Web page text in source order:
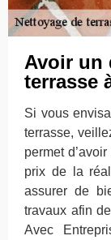
Avoir un
terrasse
Si vous
terrasse,
permet
prix de la
assurer de
travaux afin
Avec